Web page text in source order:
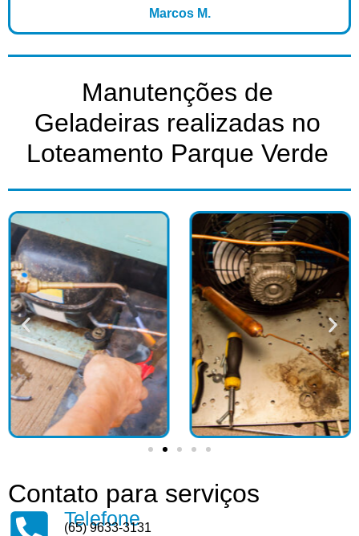
Marcos M.
Manutenções de
Geladeiras realizadas no
Loteamento Parque Verde​
Contato para serviços
Telefone
(65) 9633-3131